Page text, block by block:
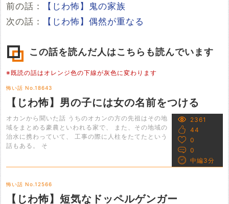
前の話：
【じわ怖】鬼の家族
次の話：
【じわ怖】偶然が重なる
この話を読んだ人はこちらも読んでいます
※既読の話はオレンジ色の下線が灰色に変わります
怖い話 No.18643
【じわ怖】男の子には女の名前をつける
オカンから聞いた話 うちのオカンの方の先祖はその地
域をまとめる豪農といわれる家で、 また、その地域の
治水に携わっていて、 工事の際に人柱をたてたという
話もある。 そ
2361
44
0
0
中編3分
怖い話 No.12566
【じわ怖】短気なドッペルゲンガー